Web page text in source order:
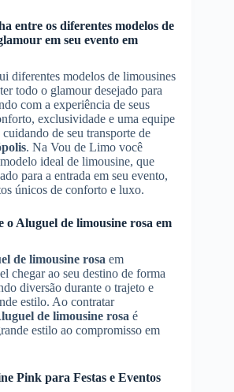
entre os diferentes modelos de
em seu evento em
diferentes modelos de limousines
todo o glamour desejado para
com a experiência de seus
exclusividade e uma equipe
de seu transporte de
. Na Vou de Limo você
ideal de limousine, que
para a entrada em seu evento,
únicos de conforto e luxo.
o Aluguel de limousine rosa em
de limousine rosa em
chegar ao seu destino de forma
diversão durante o trajeto e
estilo. Ao contratar
de limousine rosa é
estilo ao compromisso em
Pink para Festas e Eventos